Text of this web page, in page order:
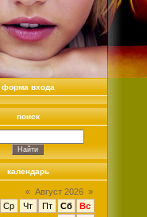
форма входа
поиск
календарь
« Август 2026 »
Ср Чт Пт Сб
Вс